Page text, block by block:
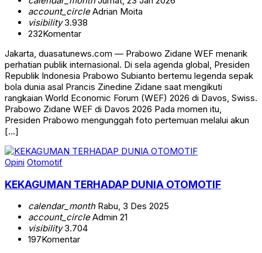
account_circleAdrian Moita
visibility3.938
232Komentar
Jakarta, duasatunews.com — Prabowo Zidane WEF menarik
perhatian publik internasional. Di sela agenda global, Presiden
Republik Indonesia Prabowo Subianto bertemu legenda sepak
bola dunia asal Prancis Zinedine Zidane saat mengikuti
rangkaian World Economic Forum (WEF) 2026 di Davos, Swiss.
Prabowo Zidane WEF di Davos 2026 Pada momen itu,
Presiden Prabowo mengunggah foto pertemuan melalui akun
[…]
Opini Otomotif
KEKAGUMAN TERHADAP DUNIA OTOMOTIF
calendar_monthRabu, 3 Des 2025
account_circleAdmin 21
visibility3.704
197Komentar